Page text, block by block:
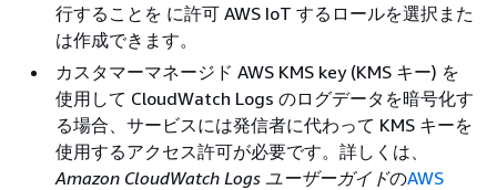
行することを に許可 AWS IoT するロールを選択また
は作成できます。
カスタマーマネージド AWS KMS key (KMS キー) を
使用して CloudWatch Logs のログデータを暗号化す
る場合、サービスには発信者に代わって KMS キーを
使用するアクセス許可が必要です。詳しくは、
Amazon CloudWatch Logs ユーザーガイドのAWS